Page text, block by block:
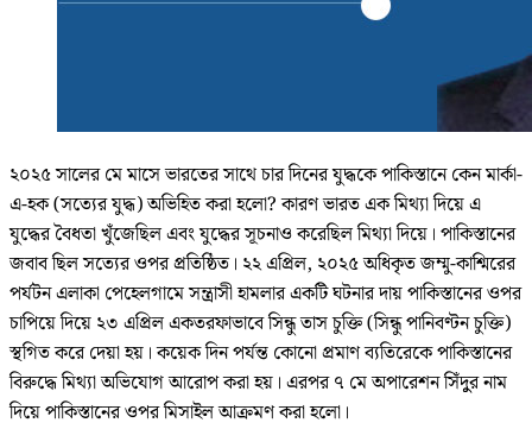
২০২৫ সালের মে মাসে ভারতের সাথে চার দিনের যুদ্ধকে পাকিস্তানে কেন মার্কা-
এ-হক (সত্যের যুদ্ধ) অভিহিত করা হলো? কারণ ভারত এক মিথ্যা দিয়ে এ
যুদ্ধের বৈধতা খুঁজেছিল এবং যুদ্ধের সূচনাও করেছিল মিথ্যা দিয়ে। পাকিস্তানের
জবাব ছিল সত্যের ওপর প্রতিষ্ঠিত। ২২ এপ্রিল, ২০২৫ অধিকৃত জম্মু-কাশ্মিরের
পর্যটন এলাকা পেহেলগামে সন্ত্রাসী হামলার একটি ঘটনার দায় পাকিস্তানের ওপর
চাপিয়ে দিয়ে ২৩ এপ্রিল একতরফাভাবে সিন্ধু তাস চুক্তি (সিন্ধু পানিবণ্টন চুক্তি)
স্থগিত করে দেয়া হয়। কয়েক দিন পর্যন্ত কোনো প্রমাণ ব্যতিরেকে পাকিস্তানের
বিরুদ্ধে মিথ্যা অভিযোগ আরোপ করা হয়। এরপর ৭ মে অপারেশন সিঁদুুর নাম
দিয়ে পাকিস্তানের ওপর মিসাইল আক্রমণ করা হলো।